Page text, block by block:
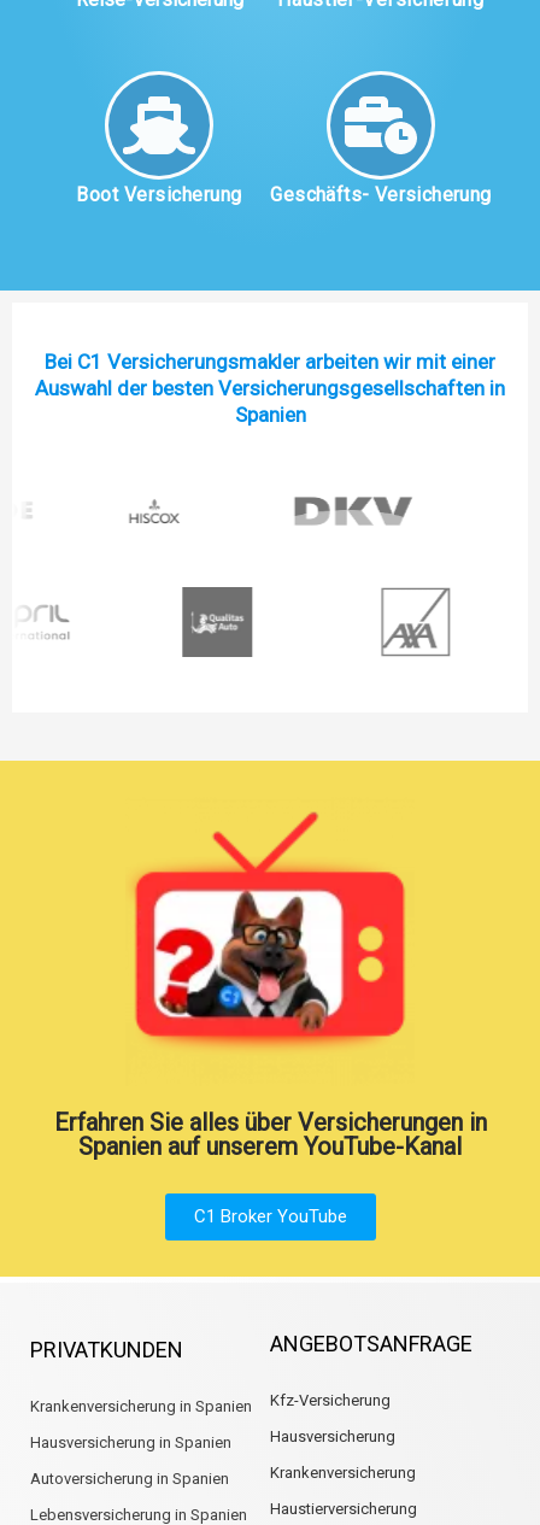
Boot Versicherung Geschäfts- Versicherung
Bei C1 Versicherungsmakler arbeiten wir mit einer
Auswahl der besten Versicherungsgesellschaften in
Spanien
Erfahren Sie alles über Versicherungen in
Spanien auf unserem YouTube-Kanal
C1 Broker YouTube
PRIVATKUNDEN
Krankenversicherung in Spanien
Hausversicherung in Spanien
Autoversicherung in Spanien
Lebensversicherung in Spanien
ANGEBOTSANFRAGE
Kfz-Versicherung
Hausversicherung
Krankenversicherung
Haustierversicherung